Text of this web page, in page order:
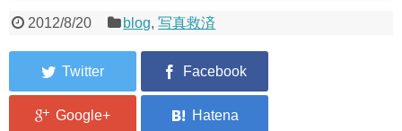
2012/8/20 blog,写真救済
埋蔵発掘/資料整備事業
ボランティア受入